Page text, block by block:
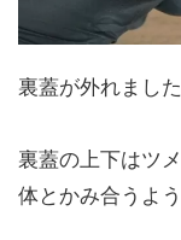
裏蓋が外れました
裏蓋の上下はツ
体とかみ合うよ